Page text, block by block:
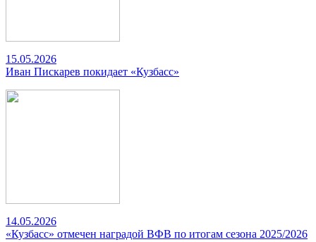
15.05.2026
Иван Пискарев покидает «Кузбасс»
14.05.2026
«Кузбасс» отмечен наградой ВФВ по итогам сезона 2025/2026